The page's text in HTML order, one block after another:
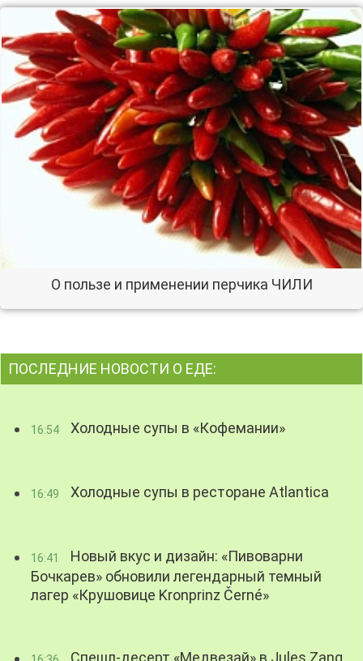
О пользе и применении перчика ЧИЛИ
ПОСЛЕДНИЕ НОВОСТИ О ЕДЕ:
16:54 Холодные супы в «Кофемании»
16:49 Холодные супы в ресторане Atlantica
16:41
Новый вкус и дизайн: «Пивоварни
Бочкарев» обновили легендарный темный
лагер «Крушовице Kronprinz Černé»